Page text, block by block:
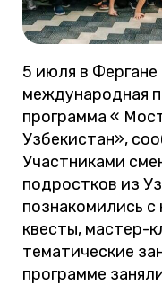
5 июля в
международная
программа «
Узбекистан»,
Участниками
подростков из
познакомились с
квесты, мастер-
тематические
программе